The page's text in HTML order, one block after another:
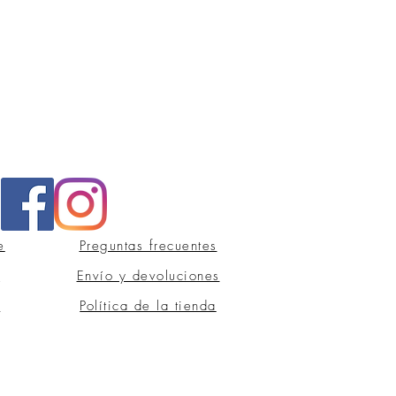
Preguntas frecuentes
Envío y devoluciones
Política de la tienda